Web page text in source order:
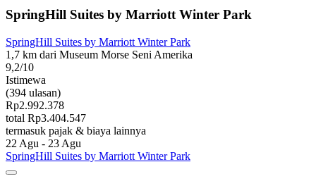
SpringHill Suites by Marriott Winter Park
SpringHill Suites by Marriott Winter Park
1,7 km dari Museum Morse Seni Amerika
9,2/10
Istimewa
(394 ulasan)
Rp2.992.378
total Rp3.404.547
termasuk pajak & biaya lainnya
22 Agu - 23 Agu
SpringHill Suites by Marriott Winter Park